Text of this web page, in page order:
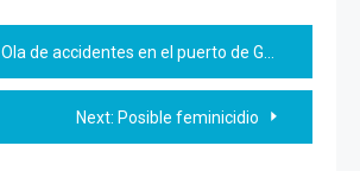
Ola de accidentes en el puerto de Guaymas
Next: Posible feminicidio